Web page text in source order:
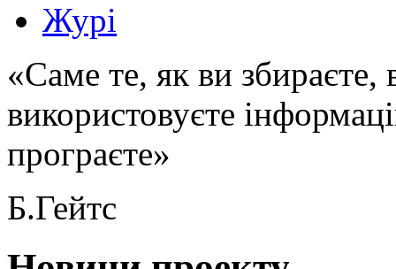
Журі
«Саме те, як ви збираєте,
використовуєте
програєте»
Б.Гейтс